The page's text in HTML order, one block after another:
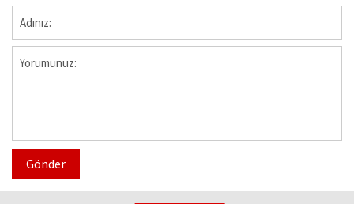
Gönder